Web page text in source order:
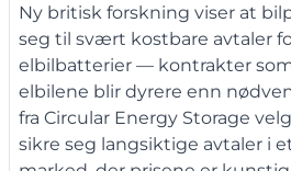
Ny britisk forskning viser at
seg til svært kostbare avtaler
elbilbatterier — kontrakter
elbilene blir dyrere enn
fra Circular Energy Storage
sikre seg langsiktige avtaler i